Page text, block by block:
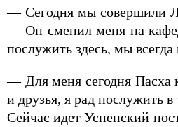
— Сегодня мы совершили
— Он сменил меня на
послужить здесь, мы
— Для меня сегодня Пасха
и друзья, я рад послужить
Сейчас идет Успенский